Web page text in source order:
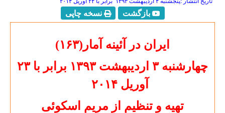
بازگشت نسخه چاپی
ایران در آئینه آمار(۱۶۳)
چهارشنبه ۳ ارديبهشت ۱۳۹۳ برابر با ۲۳
آوريل ۲۰۱۴
تهيه و تنظيم از مريم اسکوئی